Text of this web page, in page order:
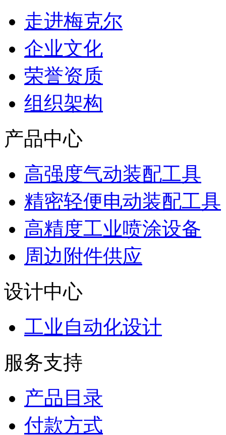
走进梅克尔
企业文化
荣誉资质
组织架构
产品中心
高强度气动装配工具
精密轻便电动装配工具
高精度工业喷涂设备
周边附件供应
设计中心
工业自动化设计
服务支持
产品目录
付款方式